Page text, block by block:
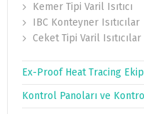
Kemer Tipi Varil Isıtıcı
IBC Konteyner Isıtıcılar
Ceket Tipi Varil Isıtıcılar
Ex-Proof Heat Tracing
Kontrol Panoları ve